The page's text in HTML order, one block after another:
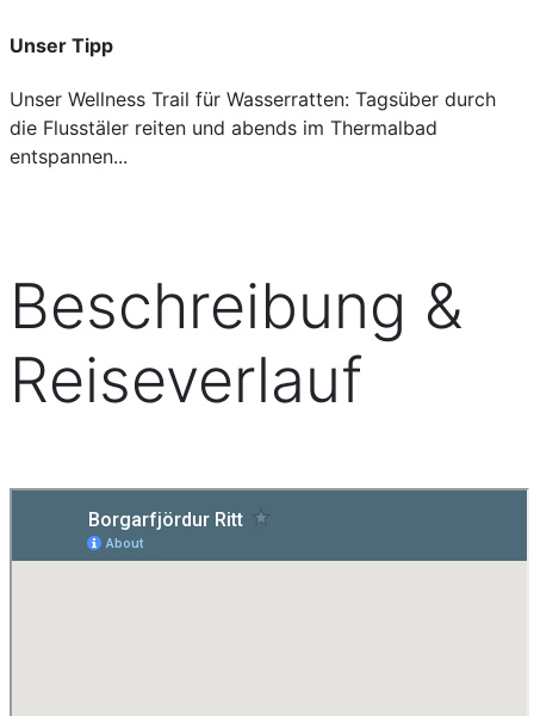
Unser Tipp
Unser Wellness Trail für Wasserratten: Tagsüber durch
die Flusstäler reiten und abends im Thermalbad
entspannen...
Beschreibung &
Reiseverlauf